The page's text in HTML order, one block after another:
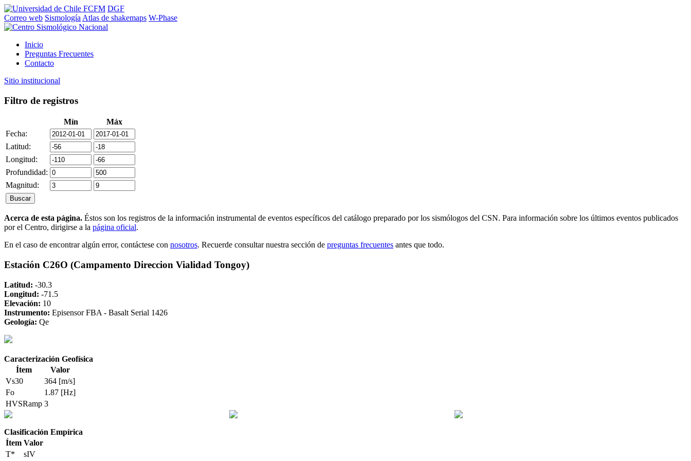
FCFM DGF
Correo web Sismología Atlas de shakemaps W-Phase
Inicio
Preguntas Frecuentes
Contacto
Sitio institucional
Filtro de registros
Mín
Máx
Fecha:
Latitud:
Longitud:
Profundidad:
Magnitud:
Acerca de esta página. Éstos son los registros de la información instrumental de eventos específicos del catálogo preparado por los sismólogos del CSN. Para información sobre los últimos eventos publicados
por el Centro, dirigirse a la página oficial.
En el caso de encontrar algún error, contáctese con nosotros. Recuerde consultar nuestra sección de preguntas frecuentes antes que todo.
Estación C26O (Campamento Direccion Vialidad Tongoy)
Latitud: -30.3
Longitud: -71.5
Elevación: 10
Instrumento: Episensor FBA - Basalt Serial 1426
Geología: Qe
Caracterización Geofísica
Ítem
Valor
Vs30
364 [m/s]
Fo
1.87 [Hz]
HVSRamp 3
Clasificación Empírica
Ítem Valor
T*
sIV